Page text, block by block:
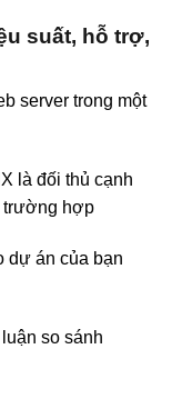
suất, hỗ trợ,
server trong một
là đối thủ cạnh
trường hợp
dự án của bạn
so sánh